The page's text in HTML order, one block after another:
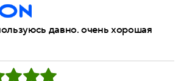
давно. очень хорошая